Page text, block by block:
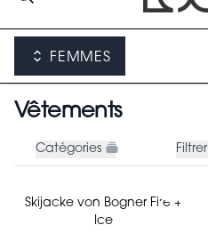
FEMMES
Vêtements
Catégories Filtrer
Skijacke von Bogner Fire +
Ice